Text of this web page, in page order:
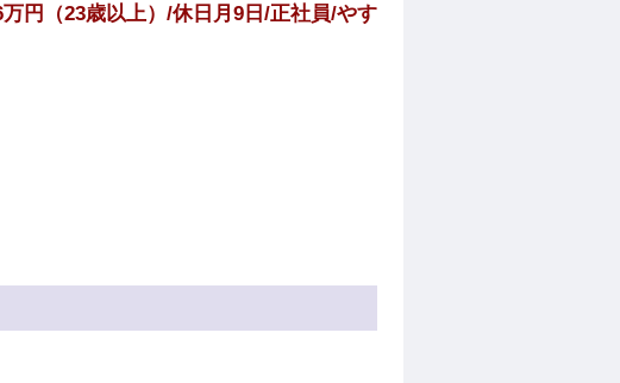
円（23歳以上）/休日月9日/正社員/やす